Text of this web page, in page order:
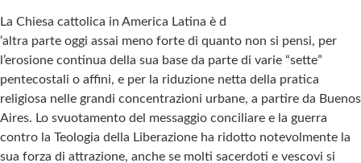
La Chiesa cattolica in America Latina è d
‘altra parte oggi assai meno forte di quanto non si pensi, per
l’erosione continua della sua base da parte di varie “sette”
pentecostali o affini, e per la riduzione netta della pratica
religiosa nelle grandi concentrazioni urbane, a partire da Buenos
Aires. Lo svuotamento del messaggio conciliare e la guerra
contro la Teologia della Liberazione ha ridotto notevolmente la
sua forza di attrazione, anche se molti sacerdoti e vescovi si